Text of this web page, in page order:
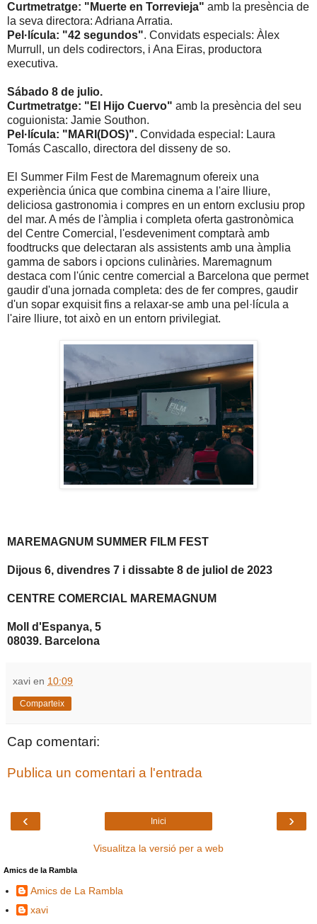
Curtmetratge: "Muerte en Torrevieja" amb la presència de
la seva directora: Adriana Arratia.
Pel·lícula: "42 segundos". Convidats especials: Àlex
Murrull, un dels codirectors, i Ana Eiras, productora
executiva.
Sábado 8 de julio.
Curtmetratge: "El Hijo Cuervo" amb la presència del seu
coguionista: Jamie Southon.
Pel·lícula: "MARI(DOS)". Convidada especial: Laura
Tomás Cascallo, directora del disseny de so.
El Summer Film Fest de Maremagnum ofereix una
experiència única que combina cinema a l'aire lliure,
deliciosa gastronomia i compres en un entorn exclusiu prop
del mar. A més de l'àmplia i completa oferta gastronòmica
del Centre Comercial, l'esdeveniment comptarà amb
foodtrucks que delectaran als assistents amb una àmplia
gamma de sabors i opcions culinàries. Maremagnum
destaca com l'únic centre comercial a Barcelona que permet
gaudir d'una jornada completa: des de fer compres, gaudir
d'un sopar exquisit fins a relaxar-se amb una pel·lícula a
l'aire lliure, tot això en un entorn privilegiat.
MAREMAGNUM SUMMER FILM FEST
Dijous 6, divendres 7 i dissabte 8 de juliol de 2023
CENTRE COMERCIAL MAREMAGNUM
Moll d'Espanya, 5
08039. Barcelona
xavi en 10:09
Comparteix
Cap comentari:
Publica un comentari a l'entrada
‹ ›
Inici
Visualitza la versió per a web
Amics de la Rambla
Amics de La Rambla
xavi